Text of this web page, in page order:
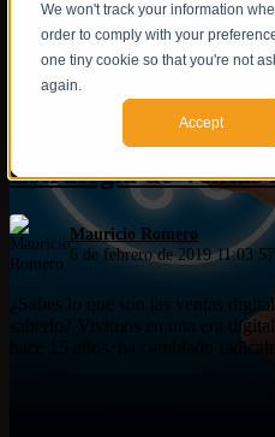
We won't track your information
order to comply with your
one tiny cookie so that you're not
again.
Accept
Estrategia de Ventas
Mauricio Romero
6 de febrero de 2019
¿Sabes lo que son las ventas
saberlo? Vivimos en una era
hace 15 años, ha cambiado